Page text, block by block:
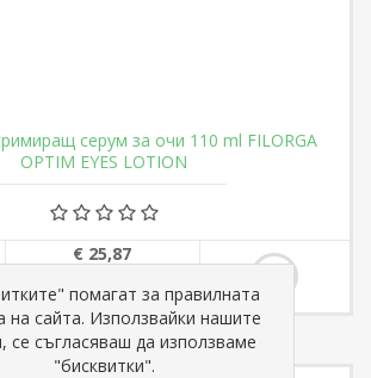
серум за очи 110 ml FILORGA
OPTIM EYES LOTION
€ 25,87
помагат за правилната
на сайта. Използвайки нашите
се съгласяваш да използваме
"бисквитки".